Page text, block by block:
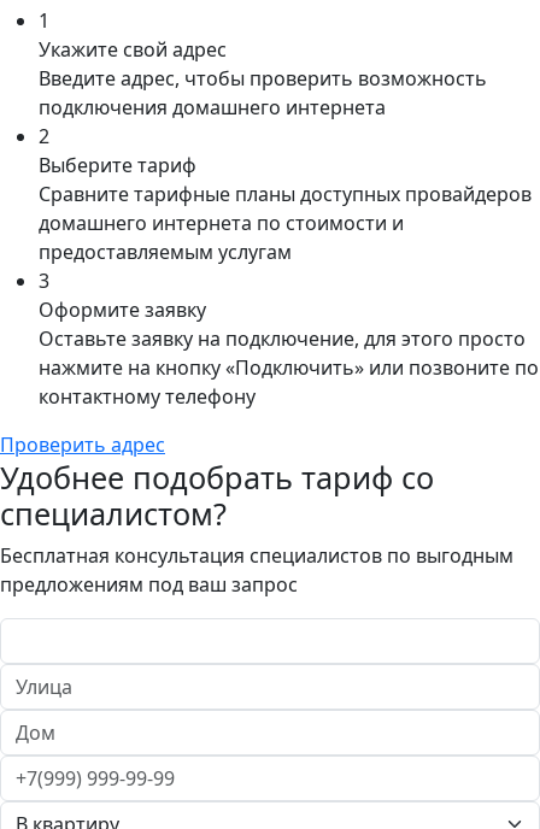
1
Укажите свой адрес
Введите адрес, чтобы проверить возможность
подключения домашнего интернета
2
Выберите тариф
Сравните тарифные планы доступных провайдеров
домашнего интернета по стоимости и
предоставляемым услугам
3
Оформите заявку
Оставьте заявку на подключение, для этого просто
нажмите на кнопку «Подключить» или позвоните по
контактному телефону
Проверить адрес
Удобнее подобрать тариф со
специалистом?
Бесплатная консультация специалистов по выгодным
предложениям под ваш запрос